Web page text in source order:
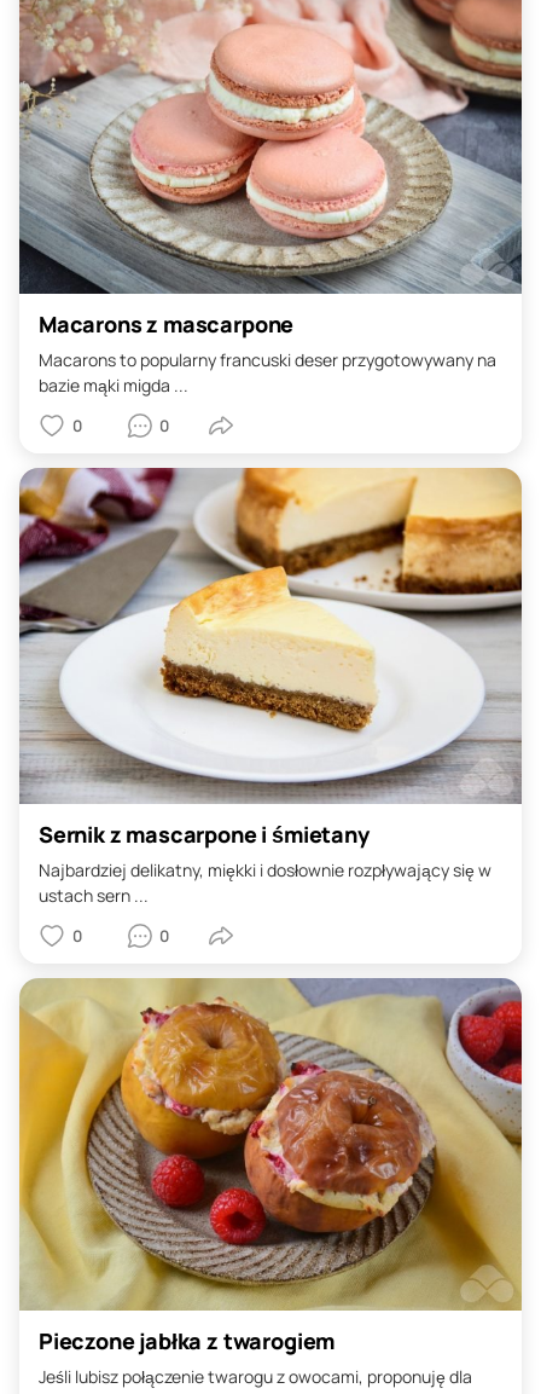
Macarons z mascarpone
Macarons to popularny francuski deser przygotowywany na
bazie mąki migda ...
0 0
Sernik z mascarpone i śmietany
Najbardziej delikatny, miękki i dosłownie rozpływający się w
ustach sern ...
0 0
Pieczone jabłka z twarogiem
Jeśli lubisz połączenie twarogu z owocami, proponuję dla